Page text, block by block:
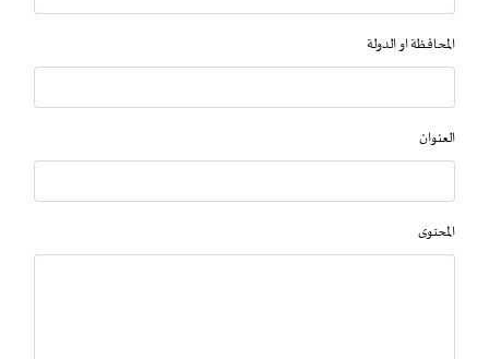
المحافظة او الدولة
العنوان
المحتوى